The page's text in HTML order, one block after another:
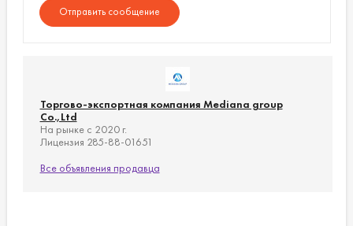
Отправить сообщение
Торгово-экспортная компания Mediana group
Co.,Ltd
На рынке с 2020 г.
Лицензия 285-88-01651
Все объявления продавца